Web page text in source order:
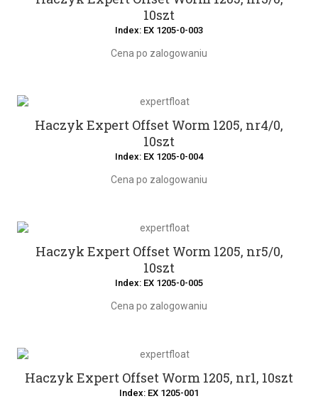
10szt
Index: EX 1205-0-003
Cena po zalogowaniu
Haczyk Expert Offset Worm 1205, nr4/0,
10szt
Index: EX 1205-0-004
Cena po zalogowaniu
Haczyk Expert Offset Worm 1205, nr5/0,
10szt
Index: EX 1205-0-005
Cena po zalogowaniu
Haczyk Expert Offset Worm 1205, nr1, 10szt
Index: EX 1205-001